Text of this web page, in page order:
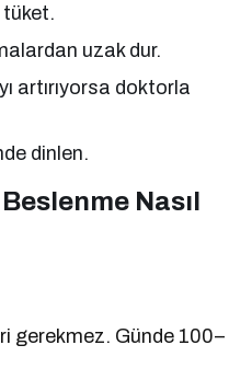
tüket.
uzak dur.
artırıyorsa doktorla
dinlen.
Nasıl
gerekmez. Günde 100–